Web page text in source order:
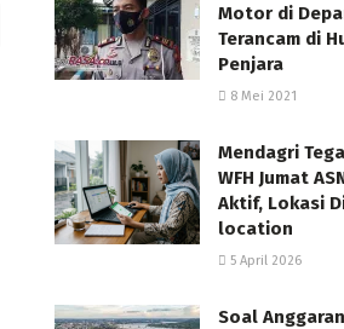
Motor di
Terancam di
Penjara
8 Mei 2021
Mendagri
WFH Jumat
Aktif, Lokasi
location
5 April 2026
Soal